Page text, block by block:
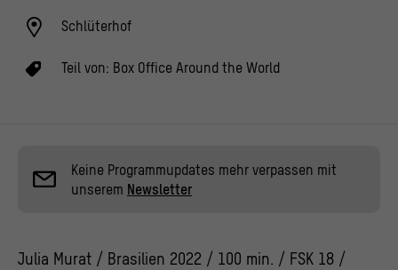
Schlüterhof
Teil von: Box Office Around the World
Keine Programmupdates mehr verpassen mit
unserem Newsletter
Julia Murat / Brasilien 2022 / 100 min. / FSK 18 /